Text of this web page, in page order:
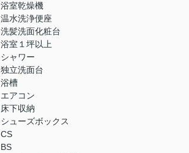
浴室乾燥機
温水洗浄便座
洗髪洗面化粧台
浴室１坪以上
シャワー
独立洗面台
浴槽
エアコン
床下収納
シューズボックス
CS
BS